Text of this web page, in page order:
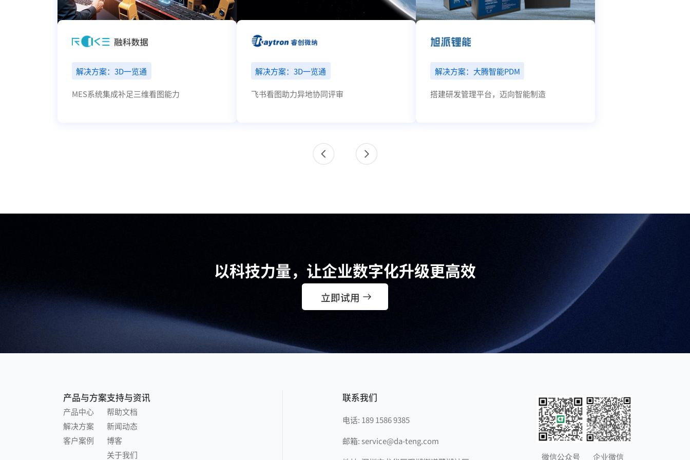
解决方案：3D一览通
MES系统集成补足三维看图能力
解决方案：3D一览通
飞书看图助力异地协同评审
解决方案：大腾智能PDM
搭建研发管理平台，迈向智能制造
以科技力量，让企业数字化升级更高效
立即试用
产品与方案
产品中心
解决方案
客户案例
支持与资讯
帮助文档
新闻动态
博客
关于我们
联系我们
电话: 189 1586 9385
邮箱: service@da-teng.com
微信公众号 企业微信